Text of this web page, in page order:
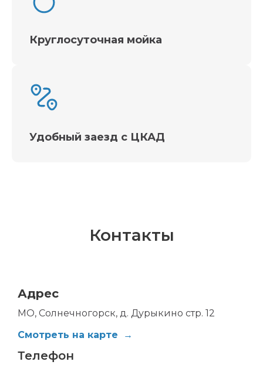
Круглосуточная мойка
Удобный заезд с ЦКАД
Контакты
Адрес
МО, Солнечногорск, д. Дурыкино стр. 12
Смотреть на карте
Телефон